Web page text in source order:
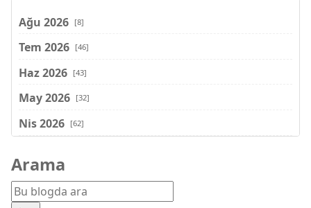
Ağu 2026 [8]
Tem 2026 [46]
Haz 2026 [43]
May 2026 [32]
Nis 2026 [62]
Şub 2026
Oca 2026 [72]
Arama